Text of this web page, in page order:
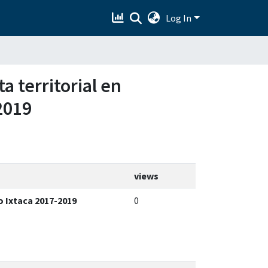
Log In
territorial en
views
2017-2019 0